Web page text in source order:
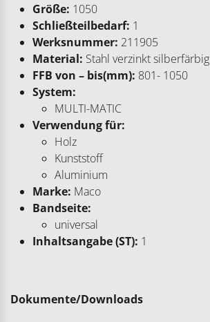
Größe: 1050
Schließteilbedarf: 1
Werksnummer: 211905
Material: Stahl verzinkt silberfärbig
FFB von – bis(mm): 801- 1050
System:
MULTI-MATIC
Verwendung für:
Holz
Kunststoff
Aluminium
Marke: Maco
Bandseite:
universal
Inhaltsangabe (ST): 1
Dokumente/Downloads